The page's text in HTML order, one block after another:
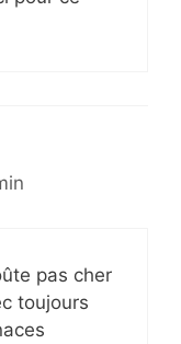
pas cher
toujours